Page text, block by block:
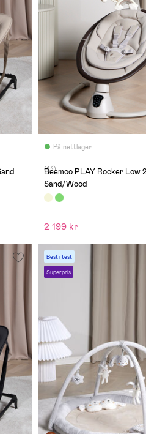
På nettlager
(13)
Beemoo PLAY Rocker Low
Sand/Wood
2 199 kr
Best i test
Superpris